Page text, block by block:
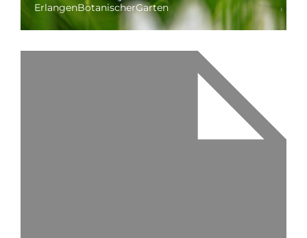
ErlangenBotanischerGarten